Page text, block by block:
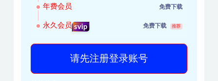
年费会员 免费下载
永久会员 svip 免费下载 推荐
请先注册登录账号